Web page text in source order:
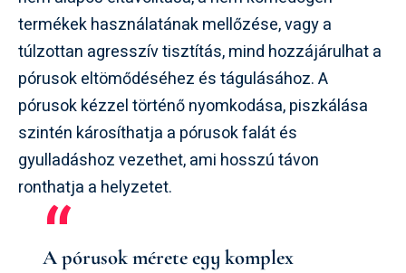
termékek használatának mellőzése, vagy a
túlzottan agresszív tisztítás, mind hozzájárulhat a
pórusok eltömődéséhez és tágulásához. A
pórusok kézzel történő nyomkodása, piszkálása
szintén károsíthatja a pórusok falát és
gyulladáshoz vezethet, ami hosszú távon
ronthatja a helyzetet.
A pórusok mérete egy komplex